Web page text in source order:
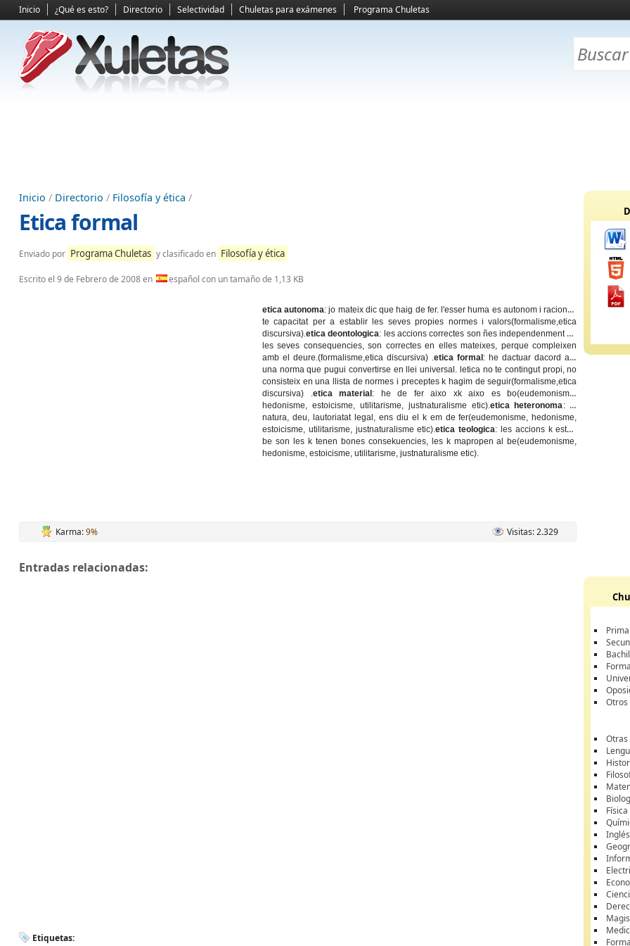
Inicio ¿Qué es esto? Directorio Selectividad Chuletas para exámenes Programa Chuletas
Inicio / Directorio / Filosofía y ética /
Etica formal
Enviado por Programa Chuletas y clasificado en Filosofía y ética
Escrito el 9 de Febrero de 2008en español con un tamaño de 1,13 KB
etica autonoma: jo mateix dic que haig de fer. l'esser huma es autonom i racional,
te capacitat per a establir les seves propies normes i valors(formalisme,etica
discursiva).etica deontologica: les accions correctes son ñes independenment de
les seves consequencies, son correctes en elles mateixes, perque compleixen
amb el deure.(formalisme,etica discursiva) .etica formal : he dactuar dacord am
una norma que pugui convertirse en llei universal. letica no te contingut propi, no
consisteix en una llista de normes i preceptes k hagim de seguir(formalisme,etica
discursiva) .etica material : he de fer aixo xk aixo es bo(eudemonisme,
hedonisme, estoicisme, utilitarisme, justnaturalisme etic).etica heteronoma: la
natura, deu, lautoriatat legal, ens diu el k em de fer(eudemonisme, hedonisme,
estoicisme, utilitarisme, justnaturalisme etic).etica teologica: les accions k estan
be son les k tenen bones consekuencies, les k mapropen al be(eudemonisme,
hedonisme, estoicisme, utilitarisme, justnaturalisme etic).
Karma:9% Visitas: 2.329
Entradas relacionadas:
Etiquetas:
Otros
Física
Inglés